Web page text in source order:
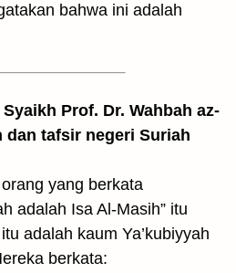
bahwa ini adalah
Prof. Dr. Wahbah az-
dan tafsir negeri Suriah
yang berkata
adalah Isa Al-Masih” itu
adalah kaum Ya’kubiyyah
berkata: